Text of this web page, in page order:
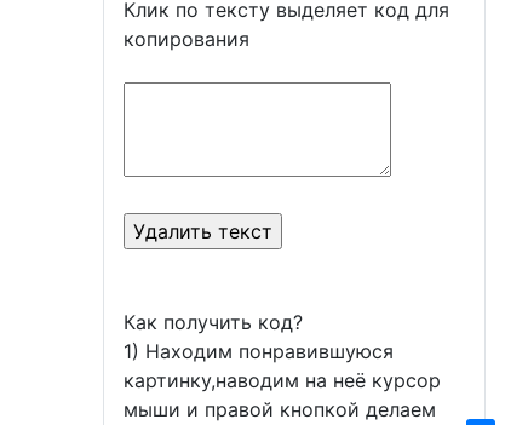
Клик по тексту выделяет код для
копирования
Как получить код?
1) Находим понравившуюся
картинку,наводим на неё курсор
мыши и правой кнопкой делаем